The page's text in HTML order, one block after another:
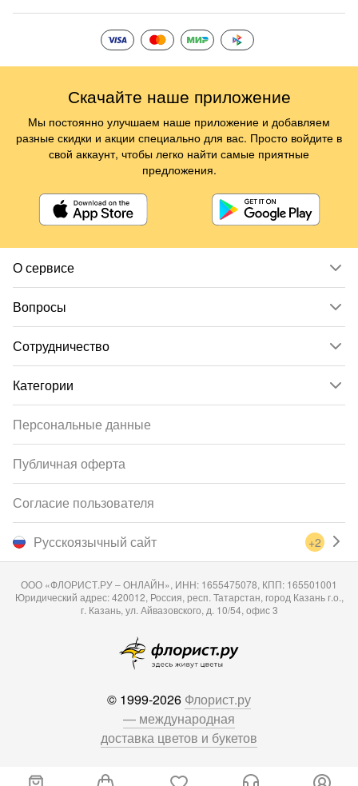
О сервисе
Вопросы
Сотрудничество
Категории
Русскоязычный сайт +2
Персональные данные
Публичная оферта
Согласие пользователя
ООО «ФЛОРИСТ.РУ – ОНЛАЙН», ИНН: 1655475078, КПП: 165501001
Юридический адрес: 420012, Россия, респ. Татарстан, город Казань г.о.,
г. Казань, ул. Айвазовского, д. 10/54, офис 3
© 1999-2026 Флорист.ру
— международная
доставка цветов и букетов
Скачайте наше приложение
Мы постоянно улучшаем наше приложение и добавляем
разные скидки и акции специально для вас. Просто войдите в
свой аккаунт, чтобы легко найти самые приятные
предложения.